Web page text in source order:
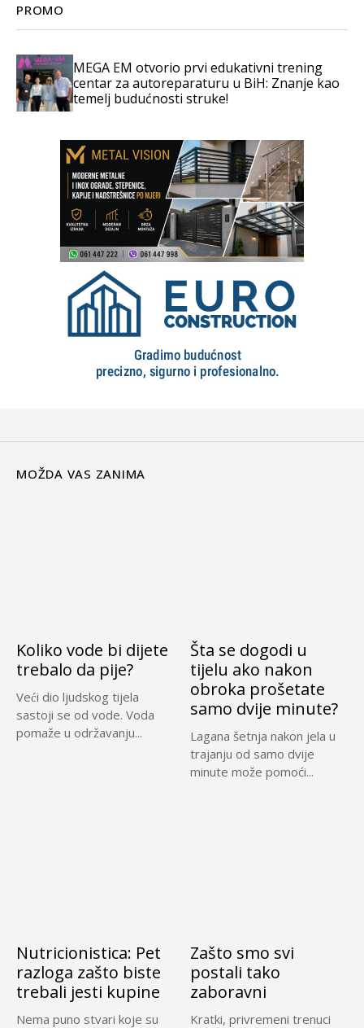
PROMO
MEGA EM otvorio prvi edukativni trening
centar za autoreparaturu u BiH: Znanje kao
temelj budućnosti struke!
MOŽDA VAS ZANIMA
Koliko vode bi dijete
trebalo da pije?
Veći dio ljudskog tijela
sastoji se od vode. Voda
pomaže u održavanju...
Šta se dogodi u
tijelu ako nakon
obroka prošetate
samo dvije minute?
Lagana šetnja nakon jela u
trajanju od samo dvije
minute može pomoći...
Nutricionistica: Pet
razloga zašto biste
trebali jesti kupine
Nema puno stvari koje su
Zašto smo svi
postali tako
zaboravni
Kratki, privremeni trenuci